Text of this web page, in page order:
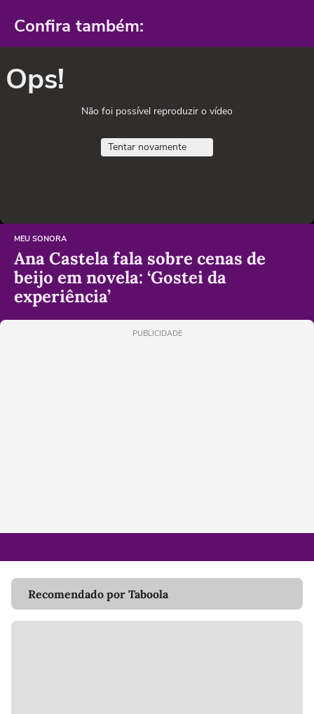
Confira também:
Ops!
Não foi possível reproduzir o vídeo
Tentar novamente
MEU SONORA
Ana Castela fala sobre cenas de
beijo em novela: ‘Gostei da
experiência’
PUBLICIDADE
Recomendado por Taboola